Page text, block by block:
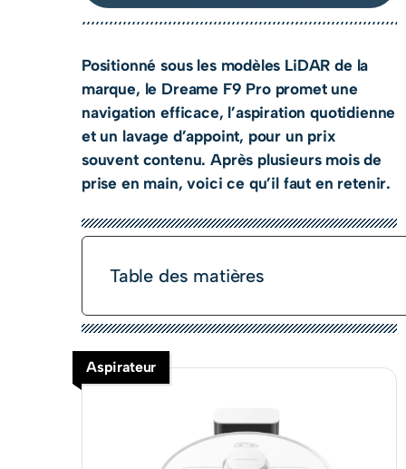
Positionné sous les modèles LiDAR de la
marque, le Dreame F9 Pro promet une
navigation efficace, l’aspiration quotidienne
et un lavage d’appoint, pour un prix
souvent contenu. Après plusieurs mois de
prise en main, voici ce qu’il faut en retenir.
Table des matières
Aspirateur